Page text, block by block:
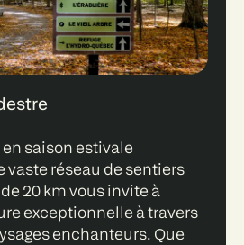
saison estivale
vaste réseau de sentiers
20 km vous invite à
exceptionnelle à travers
enchanteurs. Que